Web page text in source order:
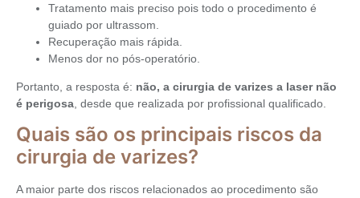
Tratamento mais preciso pois todo o procedimento é
guiado por ultrassom.
Recuperação mais rápida.
Menos dor no pós-operatório.
Portanto, a resposta é: não, a cirurgia de varizes a laser não
é perigosa , desde que realizada por profissional qualificado.
Quais são os principais riscos da
cirurgia de varizes?
A maior parte dos riscos relacionados ao procedimento são